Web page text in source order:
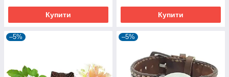
Купити Купити
–5% –5%